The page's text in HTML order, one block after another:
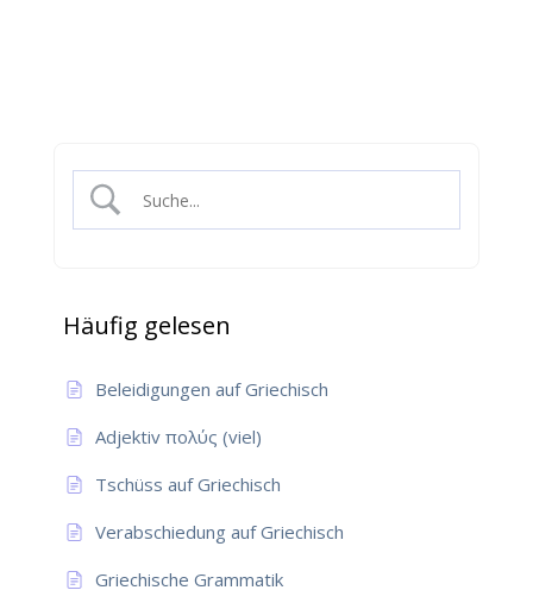
Häufig gelesen
Beleidigungen auf Griechisch
Adjektiv πολύς (viel)
Tschüss auf Griechisch
Verabschiedung auf Griechisch
Griechische Grammatik